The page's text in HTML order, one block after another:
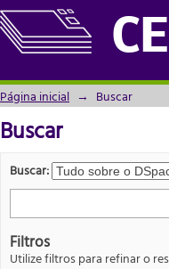
Buscar
Página inicial → Buscar
Buscar
Buscar:
Filtros
Utilize filtros para refinar o